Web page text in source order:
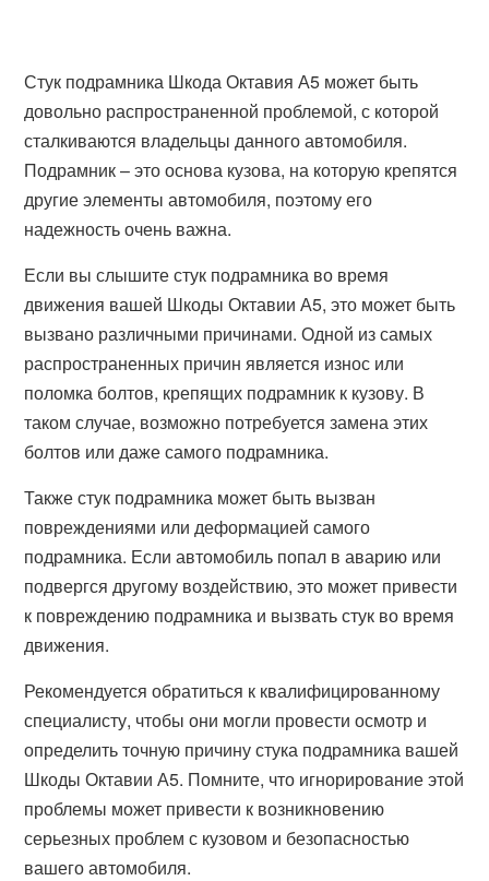
Стук подрамника Шкода Октавия А5 может быть
довольно распространенной проблемой, с которой
сталкиваются владельцы данного автомобиля.
Подрамник – это основа кузова, на которую крепятся
другие элементы автомобиля, поэтому его
надежность очень важна.
Если вы слышите стук подрамника во время
движения вашей Шкоды Октавии А5, это может быть
вызвано различными причинами. Одной из самых
распространенных причин является износ или
поломка болтов, крепящих подрамник к кузову. В
таком случае, возможно потребуется замена этих
болтов или даже самого подрамника.
Также стук подрамника может быть вызван
повреждениями или деформацией самого
подрамника. Если автомобиль попал в аварию или
подвергся другому воздействию, это может привести
к повреждению подрамника и вызвать стук во время
движения.
Рекомендуется обратиться к квалифицированному
специалисту, чтобы они могли провести осмотр и
определить точную причину стука подрамника вашей
Шкоды Октавии А5. Помните, что игнорирование этой
проблемы может привести к возникновению
серьезных проблем с кузовом и безопасностью
вашего автомобиля.